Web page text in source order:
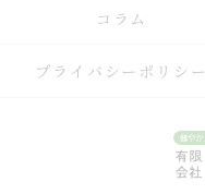
コラム
プライバシーポリシー